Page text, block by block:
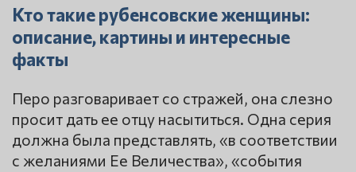
Кто такие рубенсовские женщины:
описание, картины и интересные
факты
Перо разговаривает со стражей, она слезно
просит дать ее отцу насытиться. Одна серия
должна была представлять, «в соответствии
с желаниями Ее Величества», «события